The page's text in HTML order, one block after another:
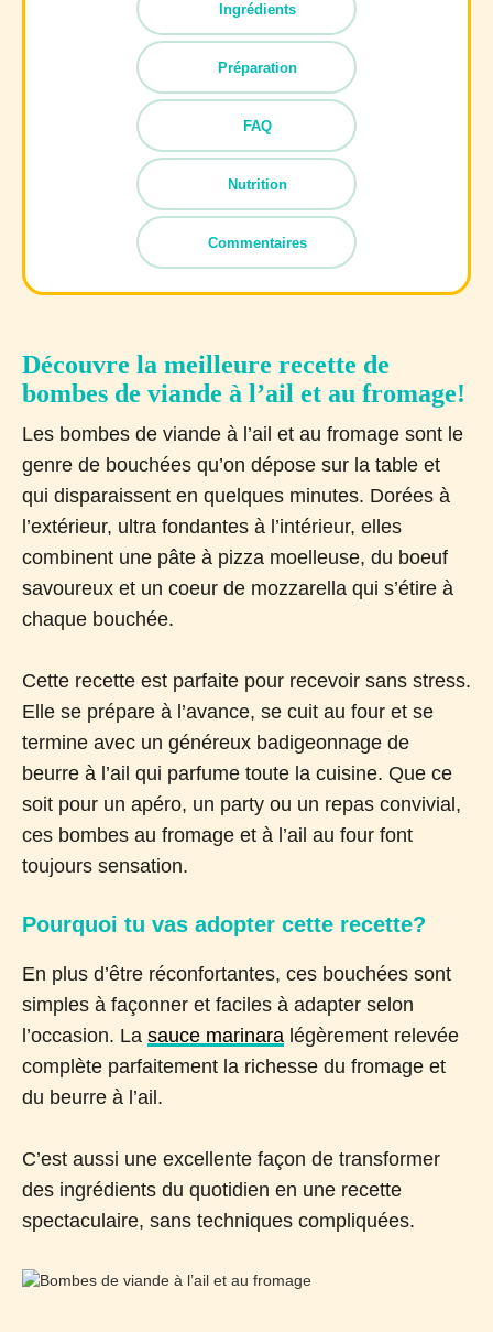
Ingrédients
Préparation
FAQ
Nutrition
Commentaires
Découvre la meilleure recette de
bombes de viande à l’ail et au fromage!
Les bombes de viande à l’ail et au fromage sont le
genre de bouchées qu’on dépose sur la table et
qui disparaissent en quelques minutes. Dorées à
l’extérieur, ultra fondantes à l’intérieur, elles
combinent une pâte à pizza moelleuse, du boeuf
savoureux et un coeur de mozzarella qui s’étire à
chaque bouchée.
Cette recette est parfaite pour recevoir sans stress.
Elle se prépare à l’avance, se cuit au four et se
termine avec un généreux badigeonnage de
beurre à l’ail qui parfume toute la cuisine. Que ce
soit pour un apéro, un party ou un repas convivial,
ces bombes au fromage et à l’ail au four font
toujours sensation.
Pourquoi tu vas adopter cette recette?
En plus d’être réconfortantes, ces bouchées sont
simples à façonner et faciles à adapter selon
l’occasion. La sauce marinara légèrement relevée
complète parfaitement la richesse du fromage et
du beurre à l’ail.
C’est aussi une excellente façon de transformer
des ingrédients du quotidien en une recette
spectaculaire, sans techniques compliquées.